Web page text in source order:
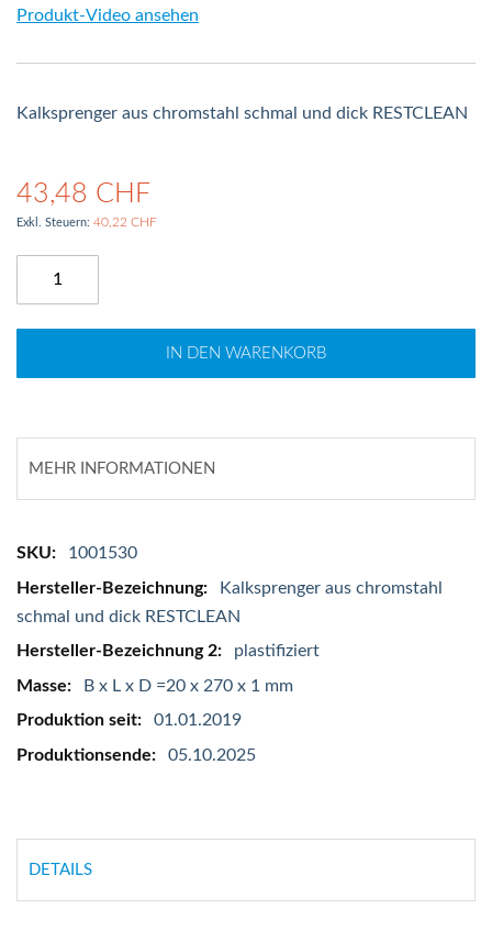
Produkt-Video ansehen
Kalksprenger aus chromstahl schmal und dick RESTCLEAN
43,48 CHF
40,22 CHF
IN DEN WARENKORB
MEHR INFORMATIONEN
Mehr
Informationen
1001530
Kalksprenger aus chromstahl
schmal und dick RESTCLEAN
plastifiziert
B x L x D =20 x 270 x 1 mm
01.01.2019
05.10.2025
DETAILS